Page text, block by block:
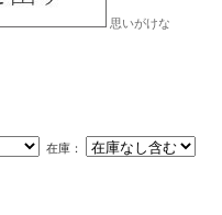
思いがけな
在庫：